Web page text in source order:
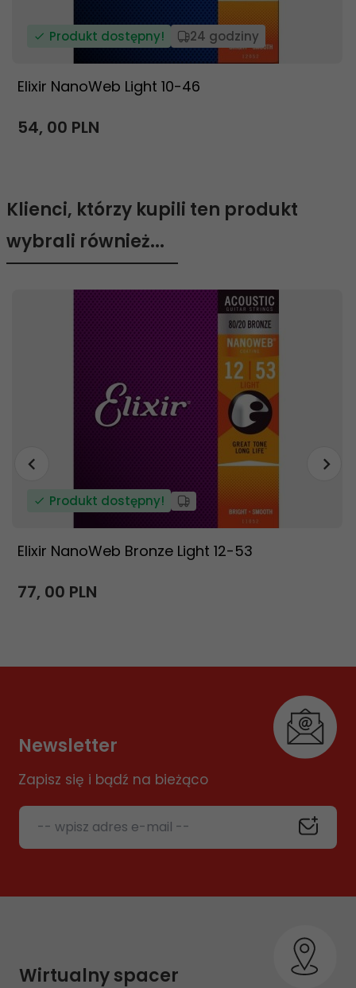
Produkt dostępny! 24 godziny
Elixir NanoWeb Light 10-46
54, 00 PLN
Klienci, którzy kupili ten produkt
wybrali również...
Produkt dostępny!
Elixir NanoWeb Bronze Light 12-53
77, 00 PLN
Newsletter
Zapisz się i bądź na bieżąco
-- wpisz adres e-mail --
Wirtualny spacer